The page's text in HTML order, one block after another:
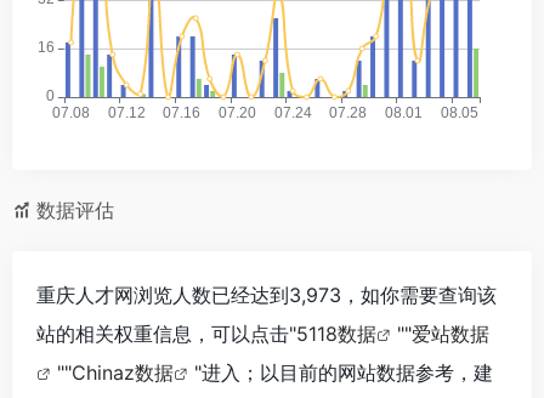
数据评估
重庆人才网浏览人数已经达到3,973，如你需要查询该
站的相关权重信息，可以点击"5118数据 ""爱站数据
""Chinaz数据
"进入；以目前的网站数据参考，建